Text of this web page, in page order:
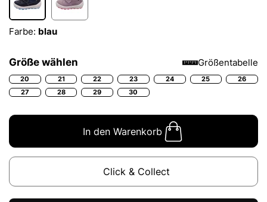
Farbe: blau
Größe wählen Größentabelle
20 21 22 23 24 25
26
27
28 29 30
In den Warenkorb
Click & Collect